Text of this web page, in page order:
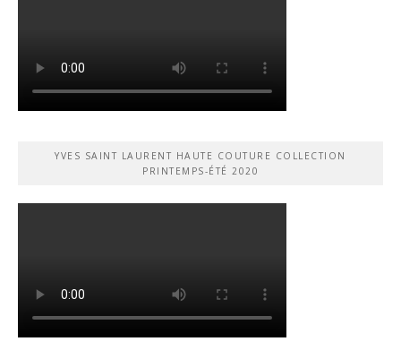
YVES SAINT LAURENT HAUTE COUTURE COLLECTION
PRINTEMPS-ÉTÉ 2020